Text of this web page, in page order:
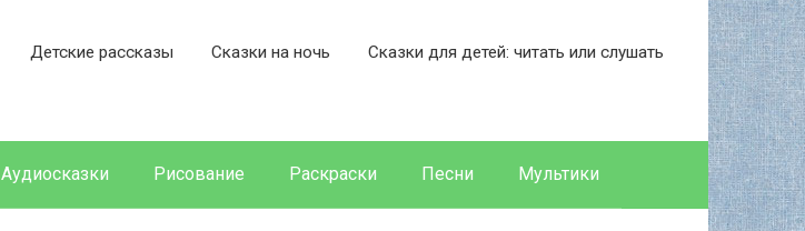
Детские рассказы Сказки на ночь Сказки для детей: читать или слушать
Аудиосказки Рисование Раскраски Песни Мультики